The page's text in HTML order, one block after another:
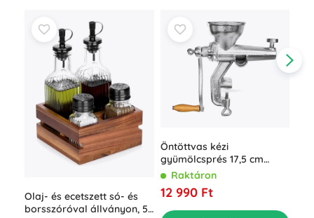
Olaj- és ecetszett só- és
borsszóróval állványon, 5
Öntöttvas kézi
gyümölcsprés 17,5 cm
ORION
Raktáron
12 990 Ft